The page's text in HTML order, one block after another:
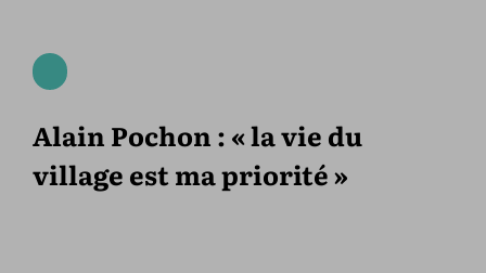
Alain Pochon : « la vie du
village est ma priorité »